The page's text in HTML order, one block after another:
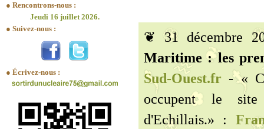
● Rencontrons-nous :
Jeudi 16 juillet 2026.
● Suivez-nous :
● Écrivez-nous :
❦ 31 décembre
Maritime : les
Sud-Ouest.fr - «
occupent le
d'Echillais.» :